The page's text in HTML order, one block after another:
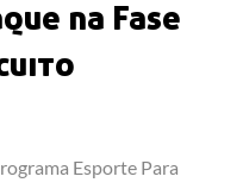
na Fase
Esporte Para